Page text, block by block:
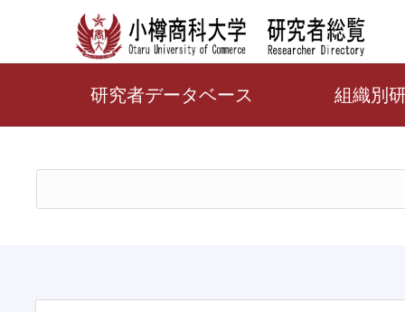
研究者データベース 組織別